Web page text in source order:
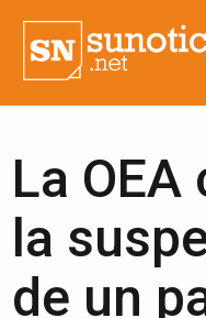
La
la
de un